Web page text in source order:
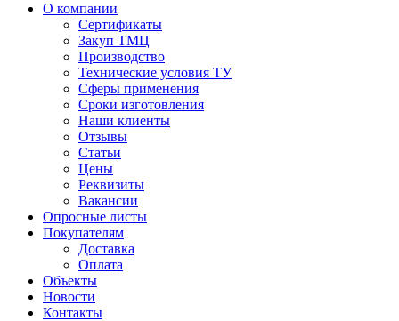
О компании
Сертификаты
Закуп ТМЦ
Производство
Технические условия ТУ
Сферы применения
Сроки изготовления
Наши клиенты
Отзывы
Статьи
Цены
Реквизиты
Вакансии
Опросные листы
Покупателям
Доставка
Оплата
Объекты
Новости
Контакты